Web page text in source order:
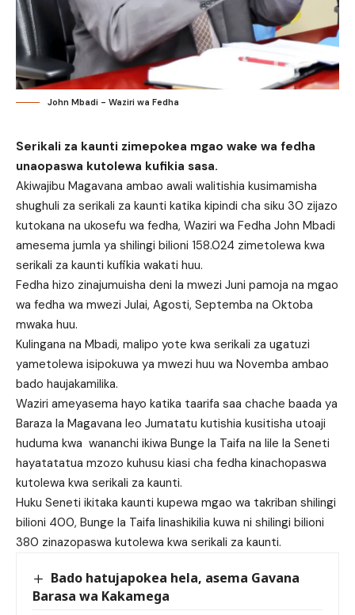
John Mbadi - Waziri wa Fedha
Serikali za kaunti zimepokea mgao wake wa fedha
unaopaswa kutolewa kufikia sasa.
Akiwajibu Magavana ambao awali walitishia kusimamisha
shughuli za serikali za kaunti katika kipindi cha siku 30 zijazo
kutokana na ukosefu wa fedha, Waziri wa Fedha John Mbadi
amesema jumla ya shilingi bilioni 158.024 zimetolewa kwa
serikali za kaunti kufikia wakati huu.
Fedha hizo zinajumuisha deni la mwezi Juni pamoja na mgao
wa fedha wa mwezi Julai, Agosti, Septemba na Oktoba
mwaka huu.
Kulingana na Mbadi, malipo yote kwa serikali za ugatuzi
yametolewa isipokuwa ya mwezi huu wa Novemba ambao
bado haujakamilika.
Waziri ameyasema hayo katika taarifa saa chache baada ya
Baraza la Magavana leo Jumatatu kutishia kusitisha utoaji
huduma kwa wananchi ikiwa Bunge la Taifa na lile la Seneti
hayatatatua mzozo kuhusu kiasi cha fedha kinachopaswa
kutolewa kwa serikali za kaunti.
Huku Seneti ikitaka kaunti kupewa mgao wa takriban shilingi
bilioni 400, Bunge la Taifa linashikilia kuwa ni shilingi bilioni
380 zinazopaswa kutolewa kwa serikali za kaunti.
Bado hatujapokea hela, asema Gavana
Barasa wa Kakamega